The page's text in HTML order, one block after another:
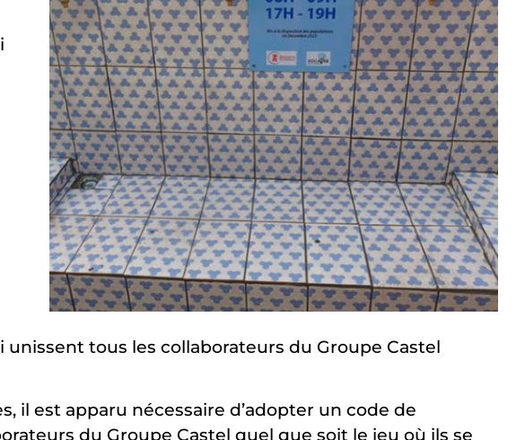
tous les collaborateurs du Groupe Castel
il est apparu nécessaire d’adopter un code de
du Groupe Castel quel que soit le ieu où ils se